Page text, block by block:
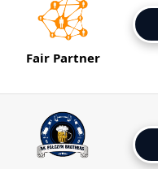
Fair Partner